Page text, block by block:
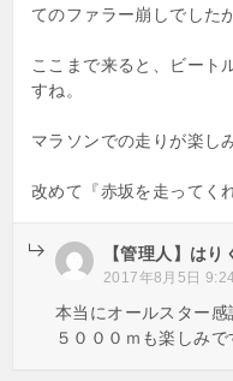
てのファラー崩しでした
ここまで来ると、ビート
すね。
マラソンでの走りが楽し
改めて『赤坂を走ってく
【管理人】はり
2017年8月5日
本当にオールスター感
５０００ｍも楽しみで